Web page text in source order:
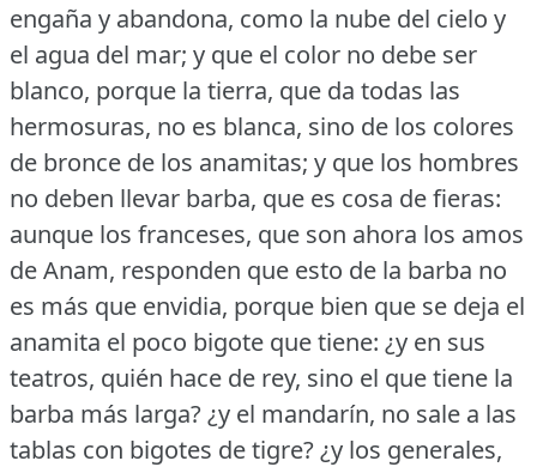
engaña y abandona, como la nube del cielo y
el agua del mar; y que el color no debe ser
blanco, porque la tierra, que da todas las
hermosuras, no es blanca, sino de los colores
de bronce de los anamitas; y que los hombres
no deben llevar barba, que es cosa de fieras:
aunque los franceses, que son ahora los amos
de Anam, responden que esto de la barba no
es más que envidia, porque bien que se deja el
anamita el poco bigote que tiene: ¿y en sus
teatros, quién hace de rey, sino el que tiene la
barba más larga?¿y el mandarín, no sale a las
tablas con bigotes de tigre?¿y los generales,